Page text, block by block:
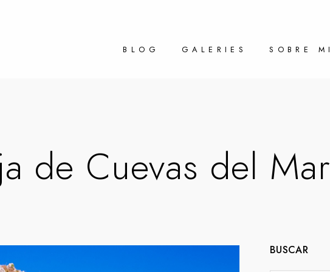
BLOG GALERIES SOBRE MI
de Cuevas del Mar
BUSCAR